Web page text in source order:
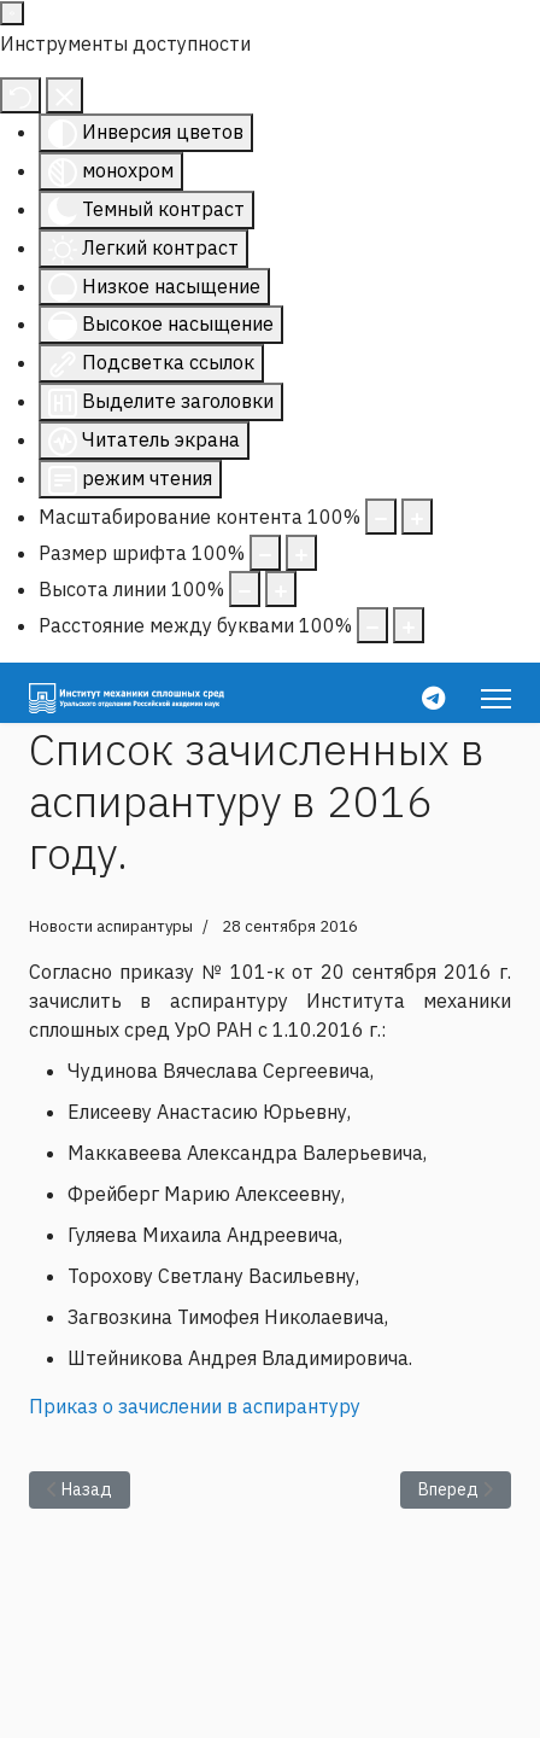
Инструменты доступности
Инверсия цветов
монохром
Темный контраст
Легкий контраст
Низкое насыщение
Высокое насыщение
Подсветка ссылок
Выделите заголовки
Читатель экрана
режим чтения
Масштабирование контента 100%
Размер шрифта 100%
Высота линии 100%
Расстояние между буквами 100%
Список зачисленных в
аспирантуру в 2016
году.
Новости аспирантуры 28 сентября 2016
Согласно приказу № 101-к от 20 сентября 2016 г.
зачислить в аспирантуру Института механики
сплошных сред УрО РАН с 1.10.2016 г.:
Чудинова Вячеслава Сергеевича,
Елисееву Анастасию Юрьевну,
Маккавеева Александра Валерьевича,
Фрейберг Марию Алексеевну,
Гуляева Михаила Андреевича,
Торохову Светлану Васильевну,
Загвозкина Тимофея Николаевича,
Штейникова Андрея Владимировича.
Приказ о зачислении в аспирантуру
Предыдущий: Общее собрание
Назад Следующий:
Вперед